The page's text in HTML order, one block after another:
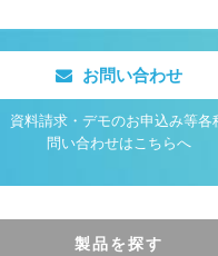
お問い合わせ
資料請求・デモのお申込み等各
問い合わせはこちらへ
製品を探す